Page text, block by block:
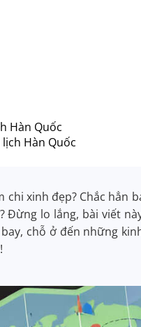
Hàn Quốc
Hàn Quốc
chi xinh đẹp? Chắc hẳn
Đừng lo lắng, bài viết
chỗ ở đến những